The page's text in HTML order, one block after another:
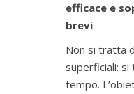
efficace e
brevi.
Non si tratta
superficiali:
tempo.